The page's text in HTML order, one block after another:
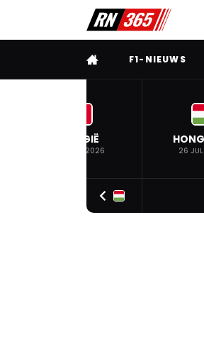
VOLLEDIG MENU
F1-NIEUWS
BELGIË
19 JUL. 2026 26